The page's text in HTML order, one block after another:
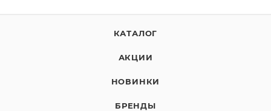
КАТАЛОГ
АКЦИИ
НОВИНКИ
БРЕНДЫ